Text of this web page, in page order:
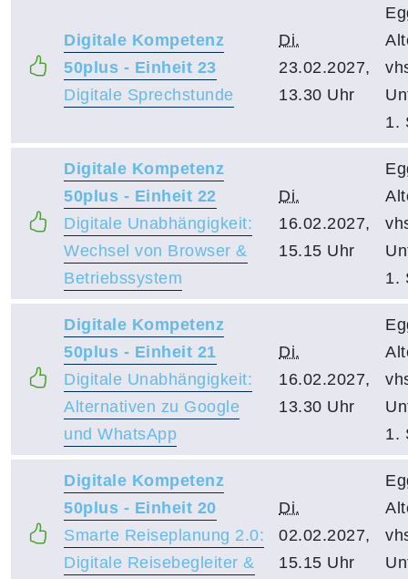
Digitale Kompetenz
50plus - Einheit 23
Digitale Sprechstunde
Di.
23.02.2027,
13.30 Uhr
1.
Digitale Kompetenz
50plus - Einheit 22
Digitale Unabhängigkeit:
Wechsel von Browser &
Betriebssystem
Di.
16.02.2027,
15.15 Uhr
1.
Digitale Kompetenz
50plus - Einheit 21
Digitale Unabhängigkeit:
Alternativen zu Google
und WhatsApp
Di.
16.02.2027,
13.30 Uhr
1.
Digitale Kompetenz
50plus - Einheit 20
Smarte Reiseplanung 2.0:
Digitale Reisebegleiter &
Di.
02.02.2027,
15.15 Uhr